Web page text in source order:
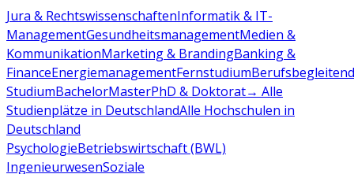
Jura & RechtswissenschaftenInformatik & IT-
ManagementGesundheitsmanagementMedien &
KommunikationMarketing & BrandingBanking &
FinanceEnergiemanagementFernstudiumBerufsbegleitend
StudiumBachelorMasterPhD & Doktorat→ Alle
Studienplätze in DeutschlandAlle Hochschulen in
Deutschland
PsychologieBetriebswirtschaft (BWL)
IngenieurwesenSoziale